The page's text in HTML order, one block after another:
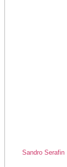
Sandro Serafin